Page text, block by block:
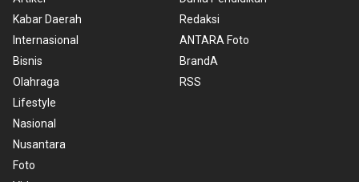
Kabar Daerah
Internasional
Bisnis
Olahraga
Lifestyle
Nasional
Nusantara
Foto
Redaksi
ANTARA Foto
BrandA
RSS